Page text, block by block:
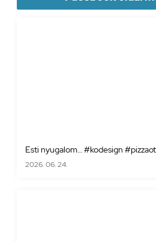
Esti nyugalom… #kodesign
2026. 06. 24.